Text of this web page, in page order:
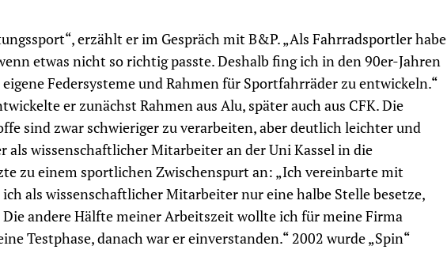
erzählt er im Gespräch mit B&P. „Als Fahrradsportler habe
etwas nicht so richtig passte. Deshalb fing ich in den 90er-Jahren
Federsysteme und Rahmen für Sportfahrräder zu entwickeln.“
er zunächst Rahmen aus Alu, später auch aus CFK. Die
sind zwar schwieriger zu verarbeiten, aber deutlich leichter und
als wissenschaftlicher Mitarbeiter an der Uni Kassel in die
zu einem sportlichen Zwischenspurt an: „Ich vereinbarte mit
als wissenschaftlicher Mitarbeiter nur eine halbe Stelle besetze,
andere Hälfte meiner Arbeitszeit wollte ich für meine Firma
Testphase, danach war er einverstanden.“ 2002 wurde „Spin“